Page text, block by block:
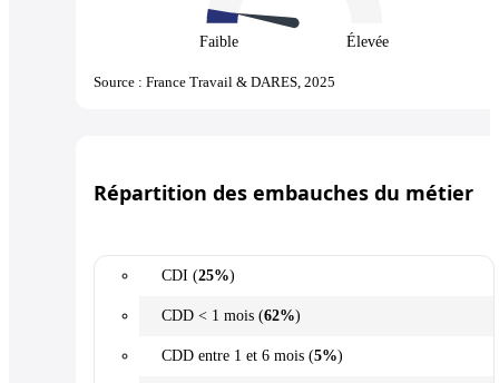
Faible Élevée
Source : France Travail & DARES, 2025
Répartition des embauches du métier
CDI (25%)
CDD < 1 mois (62%)
CDD entre 1 et 6 mois (5%)